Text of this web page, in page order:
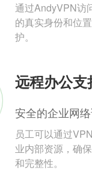
通过AndyVPN访
的真实身份和位
护。
远程办公支
安全的企业网
员工可以通过
业内部资源，确
和完整性。